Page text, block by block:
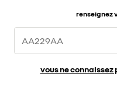
renseignez
vous ne